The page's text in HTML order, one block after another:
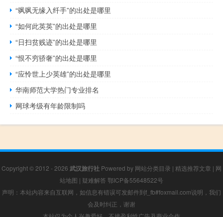
“飒飒无缘入纤手”的出处是哪里
“如何此英英”的出处是哪里
“日扫贫贱迹”的出处是哪里
“恨不穷骄奢”的出处是哪里
“应怜世上少英雄”的出处是哪里
华南师范大学热门专业排名
网球考级有年龄限制吗
Copyright © 2012 - 2026 武汉旅行社 Powered by 网站分类目录 | 精选推荐文章 | 网
站地图 | 疑难解答 鄂ICP备55648522号
声明：本站内容来自互联网，如信息有错误可发邮件到f_fb#foxmail.com说明，我们
会及时纠正，谢谢